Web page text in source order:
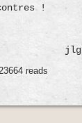
!
jlg
23664 reads